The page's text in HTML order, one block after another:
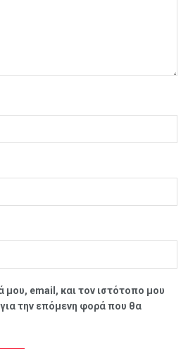
email, και τον ιστότοπο μου
την επόμενη φορά που θα